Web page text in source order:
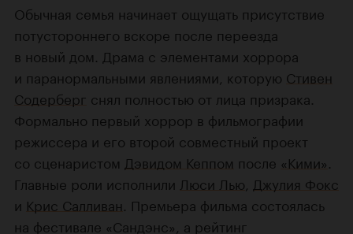
Обычная семья начинает ощущать присутствие
потустороннего вскоре после переезда
в новый дом. Драма с элементами хоррора
и паранормальными явлениями, которую Стивен
Содерберг снял полностью от лица призрака.
Формально первый хоррор в фильмографии
режиссера и его второй совместный проект
со сценаристом Дэвидом Кеппом после «Кими»
Главные роли исполнили Люси Лью Джулия Фокс
и Крис Салливан . Премьера фильма состоялась
на фестивале «Сандэнс», а рейтинг